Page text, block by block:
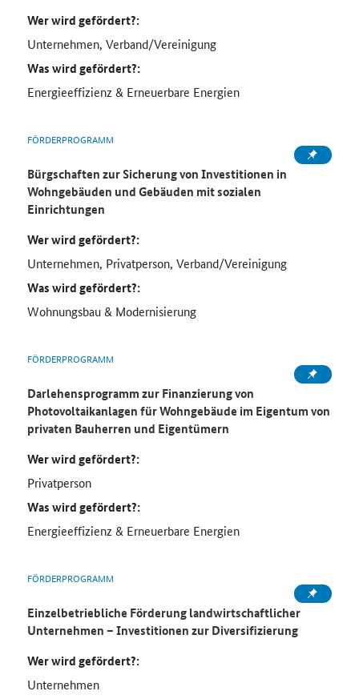
Wer wird gefördert?:
Unternehmen, Verband/Vereinigung
Was wird gefördert?:
Energieeffizienz & Erneuerbare Energien
FÖRDERPROGRAMM
Bürgschaften zur Sicherung von Investitionen in
Wohngebäuden und Gebäuden mit sozialen
Einrichtungen
Wer wird gefördert?:
Unternehmen, Privatperson, Verband/Vereinigung
Was wird gefördert?:
Wohnungsbau & Modernisierung
FÖRDERPROGRAMM
Darlehensprogramm zur Finanzierung von
Photovoltaikanlagen für Wohngebäude im Eigentum von
privaten Bauherren und Eigentümern
Wer wird gefördert?:
Privatperson
Was wird gefördert?:
Energieeffizienz & Erneuerbare Energien
FÖRDERPROGRAMM
Einzelbetriebliche Förderung landwirtschaftlicher
Unternehmen – Investitionen zur Diversifizierung
Wer wird gefördert?:
Unternehmen